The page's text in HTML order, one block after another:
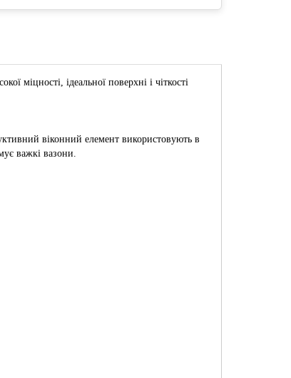
міцності, ідеальної поверхні і чіткості
віконний елемент використовують в
важкі вазони.